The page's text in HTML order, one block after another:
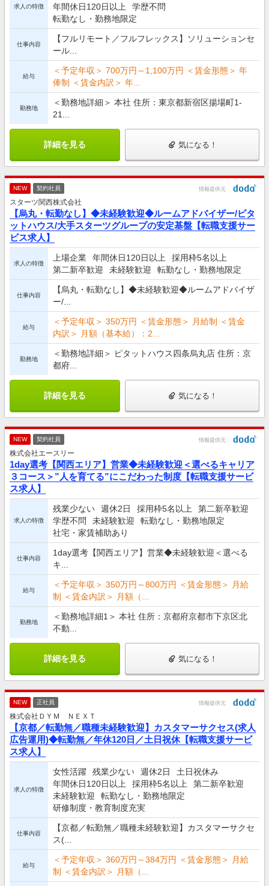
求人の特徴 年間休日120日以上
学歴不問
転勤なし・勤務地限定
仕事内容
【フルリモート／フルフレックス】ソリューションセ
ール...
給与
＜予定年収＞ 700万円～1,100万円 ＜賃金形態＞ 年
俸制 ＜賃金内訳＞ 年...
勤務地
＜勤務地詳細＞ 本社 住所：東京都新宿区揚場町1-
21...
詳細を見る 気になる！
NEW 契約社員 情報提供元
スターツ関西株式会社
【烏丸・転勤なし】◆未経験歓迎◆ルームアドバイザー/ピタ
ットハウス/大手スターツグループの安定基盤【転職支援サー
ビス求人】
求人の特徴
上場企業 年間休日120日以上
採用枠5名以上
第二新卒歓迎
未経験歓迎 転勤なし・勤務地限定
仕事内容
【烏丸・転勤なし】◆未経験歓迎◆ルームアドバイザ
ー/...
給与
＜予定年収＞ 350万円 ＜賃金形態＞ 月給制 ＜賃金
内訳＞ 月額（基本給）：2...
勤務地
＜勤務地詳細＞ ピタットハウス四条烏丸店 住所：京
都府...
詳細を見る 気になる！
NEW 契約社員 情報提供元
株式会社エースリー
1day選考【関西エリア】営業◆未経験歓迎＜選べるキャリア
３コース＞”人を育てる”にこだわった制度【転職支援サービ
ス求人】
求人の特徴
残業少ない 週休2日 採用枠5名以上
第二新卒歓迎
学歴不問
未経験歓迎
転勤なし・勤務地限定
社宅・家賃補助あり
仕事内容
1day選考【関西エリア】営業◆未経験歓迎＜選べる
キ...
給与
＜予定年収＞ 350万円～800万円 ＜賃金形態＞ 月給
制 ＜賃金内訳＞ 月額（...
勤務地
＜勤務地詳細1＞ 本社 住所：京都府京都市下京区北
不動...
詳細を見る 気になる！
NEW 正社員 情報提供元
株式会社ＤＹＭ ＮＥＸＴ
【京都／転勤無／職種未経験歓迎】カスタマーサクセス(求人
広告運用)◆転勤無／年休120日／土日祝休【転職支援サービ
ス求人】
求人の特徴
女性活躍 残業少ない 週休2日
土日祝休み
年間休日120日以上
採用枠5名以上
第二新卒歓迎
未経験歓迎
転勤なし・勤務地限定
研修制度・教育制度充実
仕事内容
【京都／転勤無／職種未経験歓迎】カスタマーサクセ
ス(...
給与
＜予定年収＞ 360万円～384万円 ＜賃金形態＞ 月給
制 ＜賃金内訳＞ 月額（...